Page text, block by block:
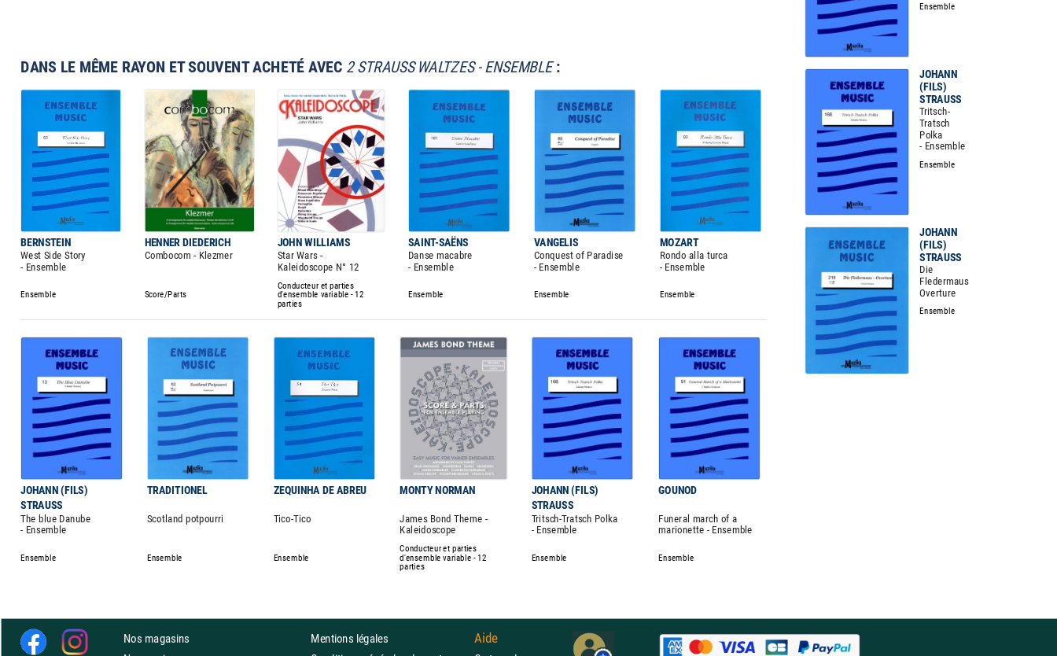
DANS LE MÊME RAYON ET SOUVENT ACHETÉ AVEC 2 STRAUSS WALTZES - ENSEMBLE:
BERNSTEIN HENNER DIEDERICH JOHN WILLIAMS SAINT-SAËNS VANGELIS MOZART
West Side Story
- Ensemble
Combocom - Klezmer
Star Wars -
Kaleidoscope N° 12
Danse macabre
- Ensemble
Conquest of Paradise
- Ensemble
Rondo alla turca
- Ensemble
Ensemble Score/Parts
Conducteur et parties
d'ensemble variable - 12
parties
Ensemble Ensemble Ensemble
JOHANN (FILS)
STRAUSS
TRADITIONEL ZEQUINHA DE ABREU MONTY NORMAN
JOHANN (FILS)
STRAUSS
GOUNOD
The blue Danube
- Ensemble
Scotland potpourri Tico-Tico
James Bond Theme -
Kaleidoscope
Tritsch-Tratsch Polka
- Ensemble
Funeral march of a
marionette - Ensemble
Ensemble Ensemble Ensemble
Conducteur et parties
d'ensemble variable - 12
parties
Ensemble Ensemble
Ensemble
JOHANN
(FILS)
STRAUSS
Tritsch-
Tratsch
Polka
- Ensemble
Ensemble
JOHANN
(FILS)
STRAUSS
Die
Fledermaus
Overture
Ensemble
Nos magasins
Mentions légales
Aide